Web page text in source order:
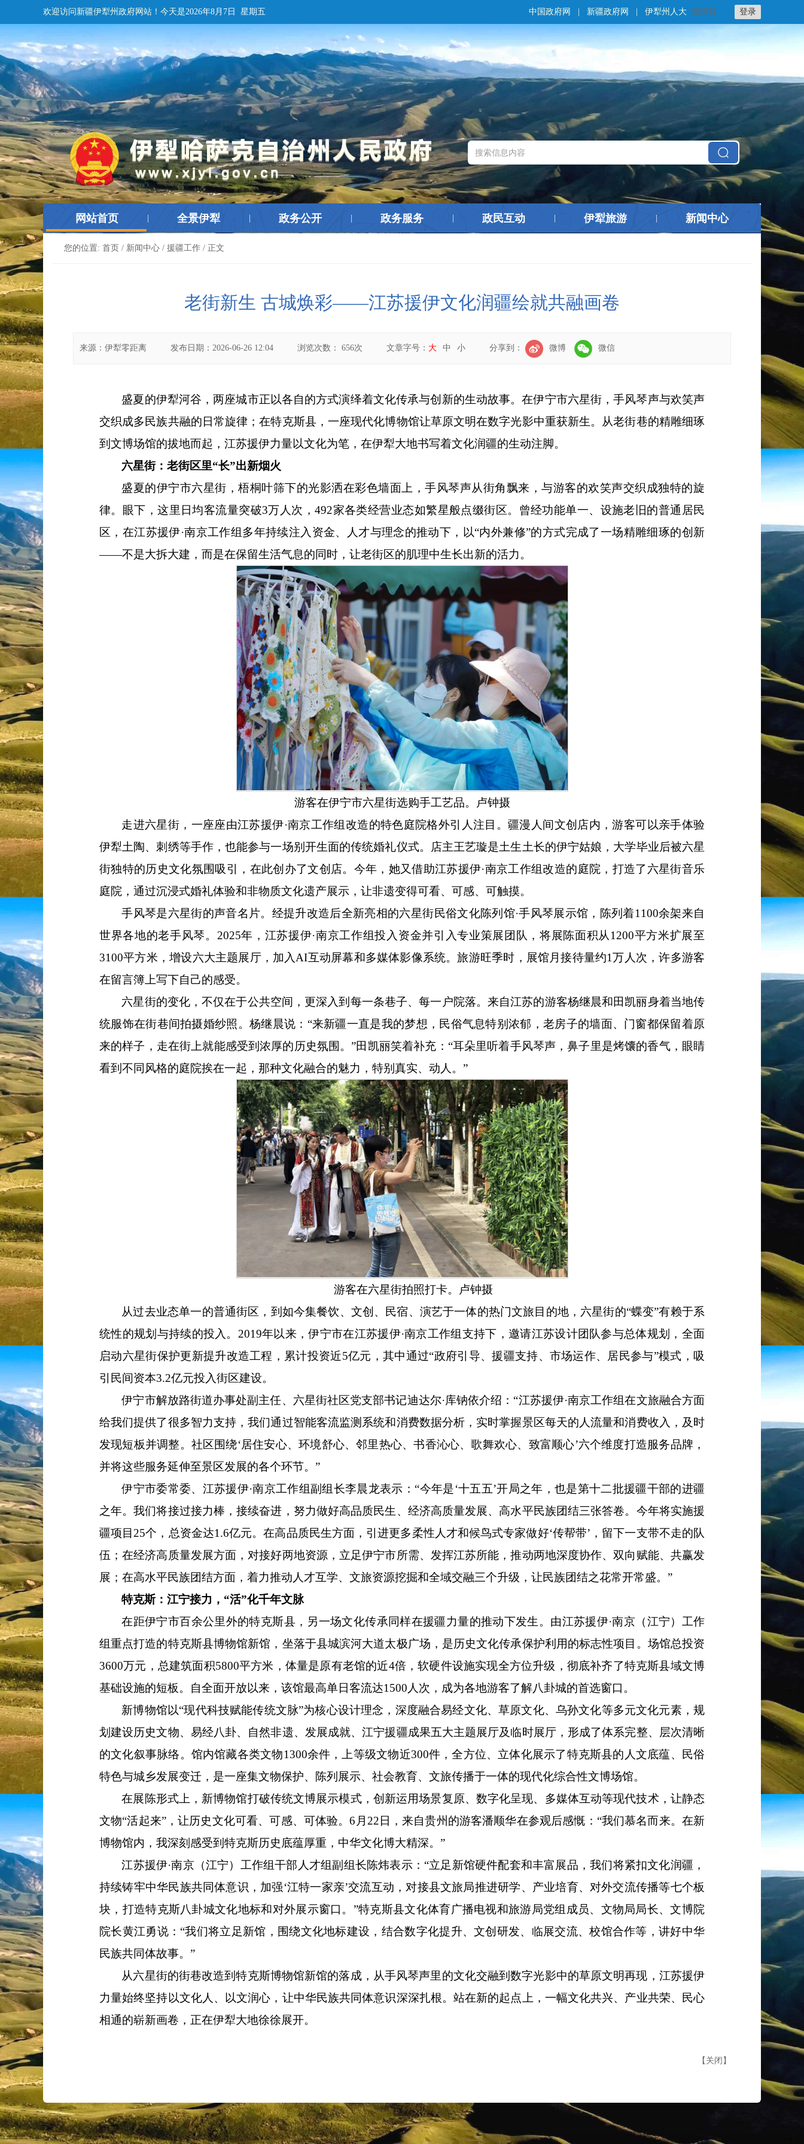
欢迎访问新疆伊犁州政府网站！ 今天是2026年8月7日 星期五 登录
无障碍
中国政府网 新疆政府网 伊犁州人大
网站首页 全景伊犁 政务公开 政务服务 政民互动 伊犁旅游 新闻中心
您的位置: 首页 / 新闻中心 / 援疆工作 / 正文
老街新生 古城焕彩——江苏援伊文化润疆绘就共融画卷
来源： 伊犁零距离 发布日期： 2026-06-26 12:04 浏览次数： 656次 文章字号： 大 中 小 分享到： 微博 微信
盛夏的伊犁河谷，两座城市正以各自的方式演绎着文化传承与创新的生动故事。在伊宁市六星街，手风琴声与欢笑声
交织成多民族共融的日常旋律；在特克斯县，一座现代化博物馆让草原文明在数字光影中重获新生。从老街巷的精雕细琢
到文博场馆的拔地而起，江苏援伊力量以文化为笔，在伊犁大地书写着文化润疆的生动注脚。
六星街：老街区里“长”出新烟火
盛夏的伊宁市六星街，梧桐叶筛下的光影洒在彩色墙面上，手风琴声从街角飘来，与游客的欢笑声交织成独特的旋
律。眼下，这里日均客流量突破3万人次，492家各类经营业态如繁星般点缀街区。曾经功能单一、设施老旧的普通居民
区，在江苏援伊·南京工作组多年持续注入资金、人才与理念的推动下，以“内外兼修”的方式完成了一场精雕细琢的创新
——不是大拆大建，而是在保留生活气息的同时，让老街区的肌理中生长出新的活力。
游客在伊宁市六星街选购手工艺品。卢钟摄
走进六星街，一座座由江苏援伊·南京工作组改造的特色庭院格外引人注目。疆漫人间文创店内，游客可以亲手体验
伊犁土陶、刺绣等手作，也能参与一场别开生面的传统婚礼仪式。店主王艺璇是土生土长的伊宁姑娘，大学毕业后被六星
街独特的历史文化氛围吸引，在此创办了文创店。今年，她又借助江苏援伊·南京工作组改造的庭院，打造了六星街音乐
庭院，通过沉浸式婚礼体验和非物质文化遗产展示，让非遗变得可看、可感、可触摸。
手风琴是六星街的声音名片。经提升改造后全新亮相的六星街民俗文化陈列馆·手风琴展示馆，陈列着1100余架来自
世界各地的老手风琴。2025年，江苏援伊·南京工作组投入资金并引入专业策展团队，将展陈面积从1200平方米扩展至
3100平方米，增设六大主题展厅，加入AI互动屏幕和多媒体影像系统。旅游旺季时，展馆月接待量约1万人次，许多游客
在留言簿上写下自己的感受。
六星街的变化，不仅在于公共空间，更深入到每一条巷子、每一户院落。来自江苏的游客杨继晨和田凯丽身着当地传
统服饰在街巷间拍摄婚纱照。杨继晨说： “来新疆一直是我的梦想，民俗气息特别浓郁，老房子的墙面、门窗都保留着原
来的样子，走在街上就能感受到浓厚的历史氛围。”田凯丽笑着补充：“耳朵里听着手风琴声，鼻子里是烤馕的香气，眼睛
看到不同风格的庭院挨在一起，那种文化融合的魅力，特别真实、动人。”
游客在六星街拍照打卡。卢钟摄
从过去业态单一的普通街区，到如今集餐饮、文创、民宿、演艺于一体的热门文旅目的地，六星街的“蝶变”有赖于系
统性的规划与持续的投入。2019年以来，伊宁市在江苏援伊·南京工作组支持下，邀请江苏设计团队参与总体规划，全面
启动六星街保护更新提升改造工程，累计投资近5亿元，其中通过“政府引导、援疆支持、市场运作、居民参与”模式，吸
引民间资本3.2亿元投入街区建设。
伊宁市解放路街道办事处副主任、六星街社区党支部书记迪达尔·库钠依介绍：“江苏援伊·南京工作组在文旅融合方面
给我们提供了很多智力支持，我们通过智能客流监测系统和消费数据分析，实时掌握景区每天的人流量和消费收入，及时
发现短板并调整。社区围绕‘居住安心、环境舒心、邻里热心、书香沁心、歌舞欢心、致富顺心’六个维度打造服务品牌，
并将这些服务延伸至景区发展的各个环节。”
伊宁市委常委、江苏援伊·南京工作组副组长李晨龙表示：“今年是‘十五五’开局之年，也是第十二批援疆干部的进疆
之年。我们将接过接力棒，接续奋进，努力做好高品质民生、经济高质量发展、高水平民族团结三张答卷。今年将实施援
疆项目25个，总资金达1.6亿元。在高品质民生方面，引进更多柔性人才和候鸟式专家做好‘传帮带’，留下一支带不走的队
伍；在经济高质量发展方面，对接好两地资源，立足伊宁市所需、发挥江苏所能，推动两地深度协作、双向赋能、共赢发
展；在高水平民族团结方面，着力推动人才互学、文旅资源挖掘和全域交融三个升级，让民族团结之花常开常盛。”
特克斯：江宁接力， “活”化千年文脉
在距伊宁市百余公里外的特克斯县，另一场文化传承同样在援疆力量的推动下发生。由江苏援伊·南京（江宁）工作
组重点打造的特克斯县博物馆新馆，坐落于县城滨河大道太极广场，是历史文化传承保护利用的标志性项目。场馆总投资
3600万元，总建筑面积5800平方米，体量是原有老馆的近4倍，软硬件设施实现全方位升级，彻底补齐了特克斯县域文博
基础设施的短板。自全面开放以来，该馆最高单日客流达1500人次，成为各地游客了解八卦城的首选窗口。
新博物馆以“现代科技赋能传统文脉”为核心设计理念，深度融合易经文化、草原文化、乌孙文化等多元文化元素，规
划建设历史文物、易经八卦、自然非遗、发展成就、江宁援疆成果五大主题展厅及临时展厅，形成了体系完整、层次清晰
的文化叙事脉络。馆内馆藏各类文物1300余件，上等级文物近300件，全方位、立体化展示了特克斯县的人文底蕴、民俗
特色与城乡发展变迁，是一座集文物保护、陈列展示、社会教育、文旅传播于一体的现代化综合性文博场馆。
在展陈形式上，新博物馆打破传统文博展示模式，创新运用场景复原、数字化呈现、多媒体互动等现代技术，让静态
文物“活起来”，让历史文化可看、可感、可体验。6月22日，来自贵州的游客潘顺华在参观后感慨：“我们慕名而来。在新
博物馆内，我深刻感受到特克斯历史底蕴厚重，中华文化博大精深。”
江苏援伊·南京（江宁）工作组干部人才组副组长陈炜表示：“立足新馆硬件配套和丰富展品，我们将紧扣文化润疆，
持续铸牢中华民族共同体意识，加强‘江特一家亲’交流互动，对接县文旅局推进研学、产业培育、对外交流传播等七个板
块，打造特克斯八卦城文化地标和对外展示窗口。”特克斯县文化体育广播电视和旅游局党组成员、文物局局长、文博院
院长黄江勇说：“我们将立足新馆，围绕文化地标建设，结合数字化提升、文创研发、临展交流、校馆合作等，讲好中华
民族共同体故事。”
从六星街的街巷改造到特克斯博物馆新馆的落成，从手风琴声里的文化交融到数字光影中的草原文明再现，江苏援伊
力量始终坚持以文化人、以文润心，让中华民族共同体意识深深扎根。站在新的起点上，一幅文化共兴、产业共荣、民心
相通的崭新画卷，正在伊犁大地徐徐展开。
【 关闭 】